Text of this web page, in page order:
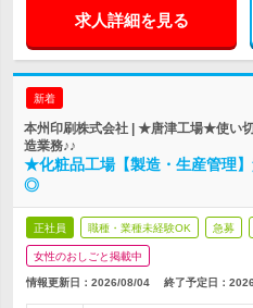
求人詳細を見る
新着
本州印刷株式会社 | ★唐津工場★使い
造業務♪♪
★化粧品工場【製造・生産管理
◎
正社員 職種・業種未経験OK 急募
女性のおしごと掲載中
情報更新日：2026/08/04 終了予定日：